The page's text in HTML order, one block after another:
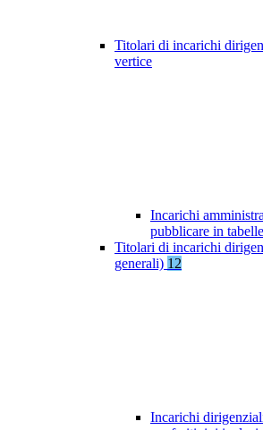
Titolari di incarichi
vertice
Incarichi
pubblicare in
Titolari di incarichi
generali) 12
Incarichi